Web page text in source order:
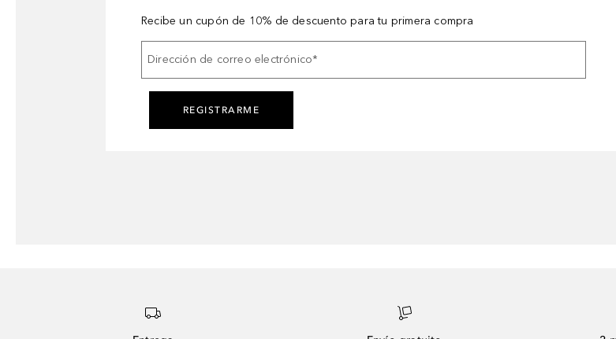
Recibe un cupón de 10% de descuento para tu primera compra
Dirección de correo electrónico*
REGISTRARME